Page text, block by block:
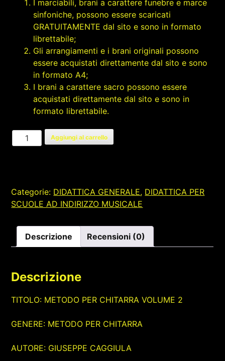
I marciabili, brani a carattere funebre e marce
sinfoniche, possono essere scaricati
GRATUITAMENTE dal sito e sono in formato
librettabile;
Gli arrangiamenti e i brani originali possono
essere acquistati direttamente dal sito e sono
in formato A4;
I brani a carattere sacro possono essere
acquistati direttamente dal sito e sono in
formato librettabile.
METODO
PER
Aggiungi al carrello
Categorie: DIDATTICA GENERALE, DIDATTICA PER
SCUOLE AD INDIRIZZO MUSICALE
Descrizione Recensioni (0)
Descrizione
TITOLO: METODO PER CHITARRA VOLUME 2
GENERE: METODO PER CHITARRA
AUTORE: GIUSEPPE CAGGIULA